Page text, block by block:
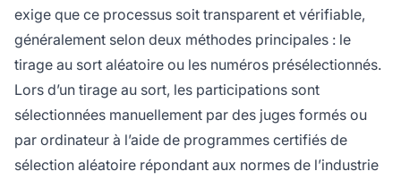
exige que ce processus soit transparent et vérifiable,
généralement selon deux méthodes principales : le
tirage au sort aléatoire ou les numéros présélectionnés.
Lors d’un tirage au sort, les participations sont
sélectionnées manuellement par des juges formés ou
par ordinateur à l’aide de programmes certifiés de
sélection aléatoire répondant aux normes de l’industrie